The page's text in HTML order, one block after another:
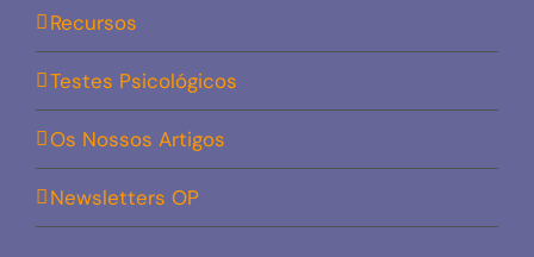
Recursos
Testes Psicológicos
Os Nossos Artigos
Newsletters OP